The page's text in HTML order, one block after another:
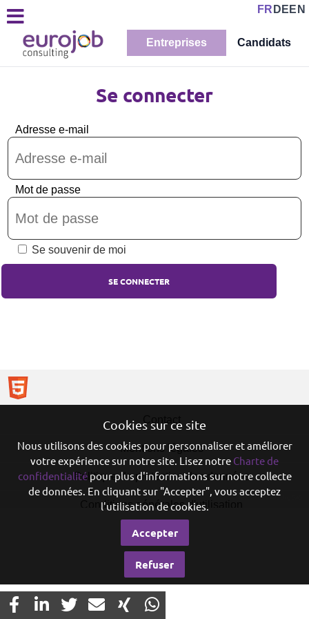
FR DE EN
Entreprises Candidats
Se connecter
Adresse e-mail
Mot de passe
Se souvenir de moi
© 2026 Eureo Holding SAS
Mentions légales
Politique de protection des données
Conditions générales d'utilisation
Cookies sur ce site
Nous utilisons des cookies pour personnaliser et améliorer
votre expérience sur notre site. Lisez notre Charte de
confidentialitépour plus d'informations sur notre collecte
de données. En cliquant sur "Accepter", vous acceptez
l'utilisation de cookies.
Accepter
Refuser